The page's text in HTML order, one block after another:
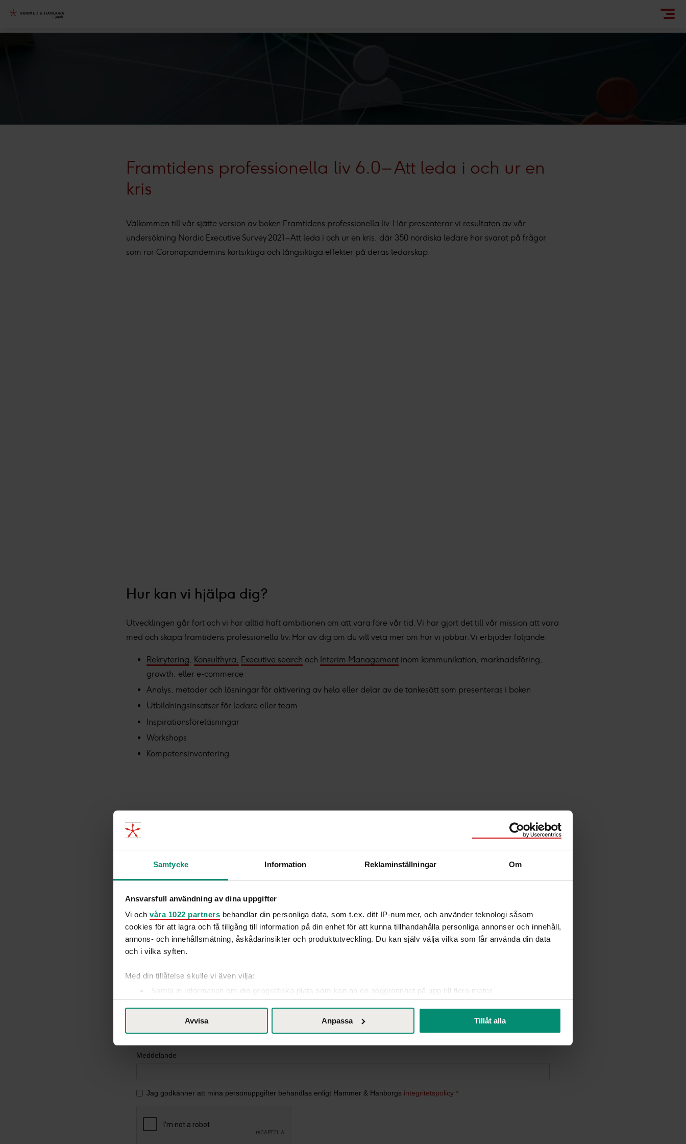
Samtycke Information Reklaminställningar Om
Ansvarsfull användning av dina uppgifter
Vi och våra 1022 partners behandlar din personliga data, som t.ex. ditt IP-nummer, och använder teknologi såsom
cookies för att lagra och få tillgång till information på din enhet för att kunna tillhandahålla personliga annonser och innehåll,
annons- och innehållsmätning, åskådarinsikter och produktutveckling. Du kan själv välja vilka som får använda din data
och i vilka syften.
Med din tillåtelse skulle vi även vilja:
Samla in information om din geografiska plats som kan ha en noggrannhet på upp till flera meter
Ta reda på mer om hur dina personliga uppgifter behandlas och ställ in dina preferenser i
detaljsektionen. Du kan ändra
eller dra tillbaka ditt samtycke när som helst från cookie-förklaringen.
Vår Cookie Banner ger dig total kontroll över den data vi samlar och använder, det är viktigt för oss att du känner till de
ändamål. Genom att klicka på "Acceptera" ger du ditt samtycke för dessa ändamål. Du kan också välja att välja vilken
insamling du godkänner och klicka på "tillåt urval".
Avvisa Anpassa Tillåt alla
Framtidens professionella liv 6.0 – Att leda i och ur en
kris
Välkommen till vår sjätte version av boken Framtidens professionella liv. Här presenterar vi resultaten av vår
undersökning Nordic Executive Survey 2021 – Att leda i och ur en kris, där 350 nordiska ledare har svarat på frågor
som rör Coronapandemins kortsiktiga och långsiktiga effekter på deras ledarskap.
Hur kan vi hjälpa dig?
Utvecklingen går fort och vi har alltid haft ambitionen om att vara före vår tid. Vi har gjort det till vår mission att vara
med och skapa framtidens professionella liv. Hör av dig om du vill veta mer om hur vi jobbar. Vi erbjuder följande:
Rekrytering, Konsulthyra, Executive search och Interim Management inom kommunikation, marknadsföring,
growth, eller e-commerce
Analys, metoder och lösningar för aktivering av hela eller delar av de tankesätt som presenteras i boken
Utbildningsinsatser för ledare eller team
Inspirationsföreläsningar
Workshops
Kompetensinventering